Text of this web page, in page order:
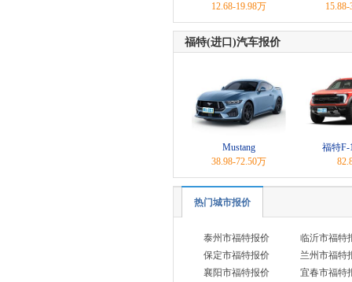
12.68-19.98万
福特(进口)汽车报价
Mustang
38.98-72.50万
福特F-
热门城市报价
泰州市福特报价
临沂市福特
保定市福特报价
兰州市福特
襄阳市福特报价
宜春市福特